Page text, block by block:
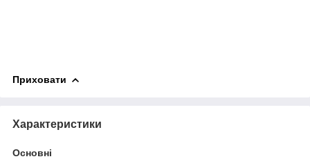
Приховати
Характеристики
Основні